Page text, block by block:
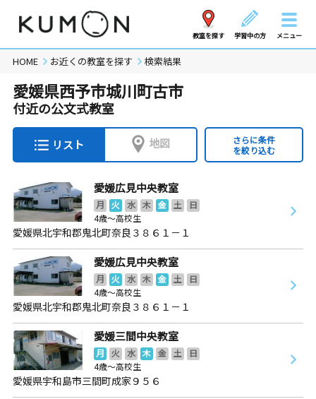
教室を探す 学習中の方 メニュー
HOME お近くの教室を探す 検索結果
愛媛県西予市城川町古市
付近の公文式教室
リスト 地図
さらに条件
を絞り込む
愛媛広見中央教室
月 火 水 木 金 土
日
4歳～高校生
愛媛県北宇和郡鬼北町奈良３８６１－１
愛媛広見中央教室
月 火 水 木 金 土
日
4歳～高校生
愛媛県北宇和郡鬼北町奈良３８６１－１
愛媛三間中央教室
月 火 水 木 金 土
日
4歳～高校生
愛媛県宇和島市三間町成家９５６